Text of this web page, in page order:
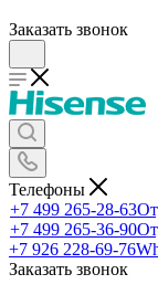
Заказать звонок
Телефоны
+7 499 265-28-63
+7 499 265-36-90
+7 926 228-69-76
Заказать звонок